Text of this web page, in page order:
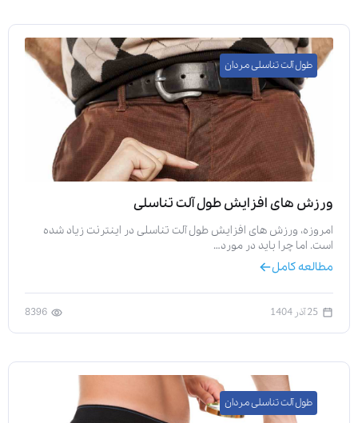
طول آلت تناسلی مردان
ورزش های افزایش طول آلت تناسلی
امروزه، ورزش های افزایش طول آلت تناسلی در اینترنت زیاد شده
است. اما چرا باید در مورد…
مطالعه کامل
25 آذر 1404 8396
طول آلت تناسلی مردان